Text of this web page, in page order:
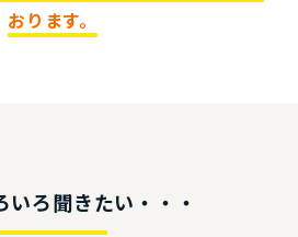
おります。
いろ聞きたい・・・